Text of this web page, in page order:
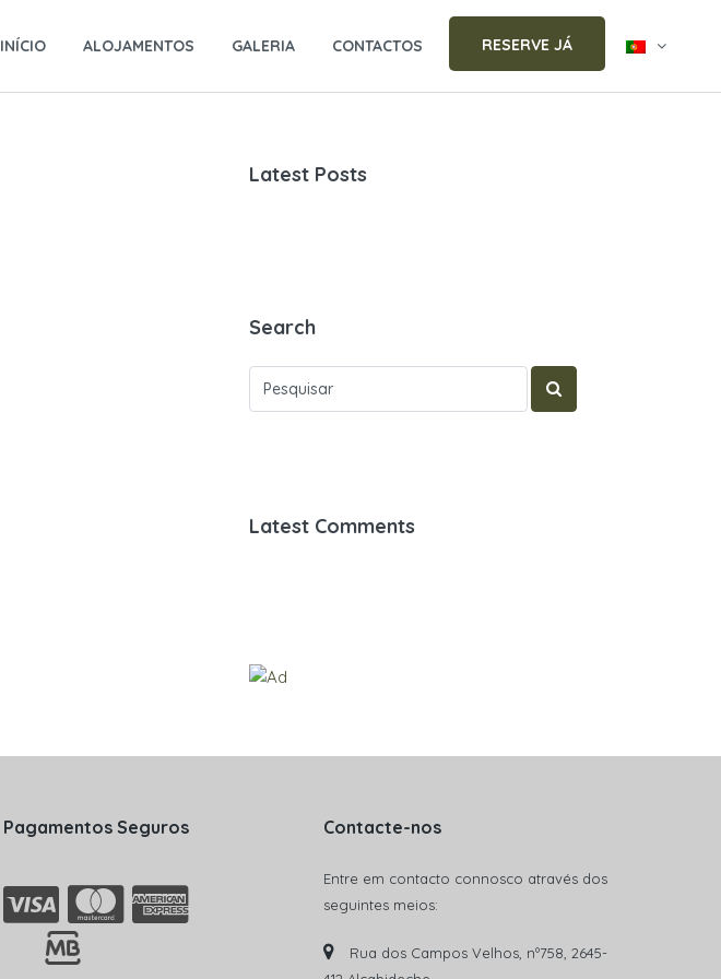
INÍCIO ALOJAMENTOS GALERIA CONTACTOS RESERVE JÁ
Latest Posts
Search
Latest Comments
Pagamentos Seguros Contacte-nos
Entre em contacto connosco através dos
seguintes meios:
Rua dos Campos Velhos, nº758, 2645-